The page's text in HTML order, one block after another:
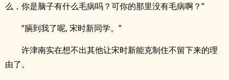
么，你是脑子有什么毛病吗？可你的那里没有毛病啊？”
“膈到我了呢, 宋时新同学。”
许津南实在想不出其他让宋时新能克制住不留下来的理
由了。